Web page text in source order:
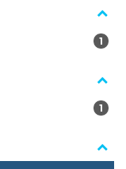
1
1
1
1